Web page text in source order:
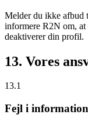
Melder du ikke afbud
informere R2N om,
deaktiverer din profil.
13. Vores
13.1
Fejl i